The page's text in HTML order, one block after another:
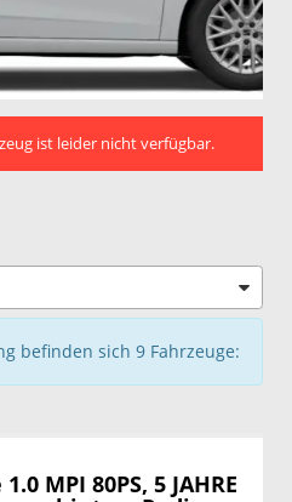
ist leider nicht verfügbar.
befinden sich 9 Fahrzeuge:
MPI 80PS, 5 JAHRE